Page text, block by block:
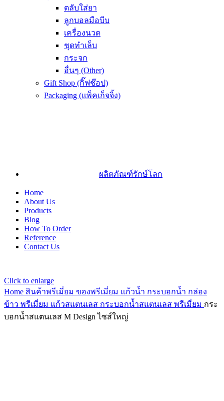
ตลับใส่ยา
ลูกบอลมือบีบ
เครื่องนวด
ชุดทำเล็บ
กระจก
อื่นๆ (Other)
Gift Shop (กิ๊ฟช๊อป)
Packaging (แพ็คเก็จจิ้ง)
ผลิตภัณฑ์รักษ์โลก
Home
About Us
Products
Blog
How To Order
Reference
Contact Us
Click to enlarge
Home สินค้าพรีเมี่ยม ของพรีเมี่ยม แก้วน้ำ กระบอกน้ำ กล่อง
ข้าว พรีเมี่ยม แก้วสแตนเลส กระบอกน้ำสแตนเลส พรีเมี่ยม กระ
บอกน้ำสแตนเลส M Design ไซส์ใหญ่